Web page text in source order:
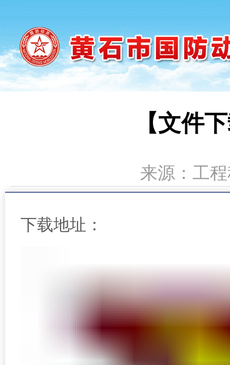
【文件
来源：工
下载地址：